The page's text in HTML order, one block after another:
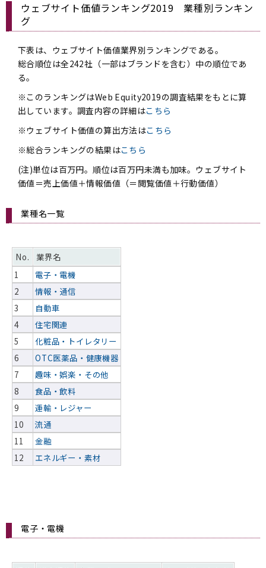
ウェブサイト価値ランキング2019 業種別ランキン
グ
下表は、ウェブサイト価値業界別ランキングである。
総合順位は全242社（一部はブランドを含む）中の順位であ
る。
※このランキングはWeb Equity2019の調査結果をもとに算
出しています。調査内容の詳細はこちら
※ウェブサイト価値の算出方法はこちら
※総合ランキングの結果はこちら
(注)単位は百万円。順位は百万円未満も加味。ウェブサイト
価値＝売上価値＋情報価値（＝閲覧価値＋行動価値）
業種名一覧
No.
業界名
1
電子・電機
2
情報・通信
3
自動車
4
住宅関連
5
化粧品・トイレタリー
6
OTC医薬品・健康機器
7
趣味・娯楽・その他
8
食品・飲料
9
運輸・レジャー
10
流通
11
金融
12
エネルギー・素材
電子・電機